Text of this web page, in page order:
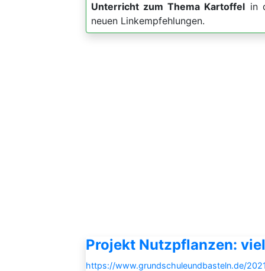
Unterricht zum Thema Kartoffel in
neuen Linkempfehlungen.
Projekt Nutzpflanzen:
https://www.grundschuleundbasteln.de/